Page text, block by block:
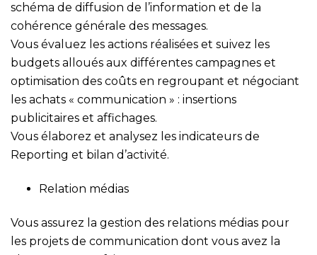
schéma de diffusion de l’information et de la
cohérence générale des messages.
Vous évaluez les actions réalisées et suivez les
budgets alloués aux différentes campagnes et
optimisation des coûts en regroupant et négociant
les achats « communication » : insertions
publicitaires et affichages.
Vous élaborez et analysez les indicateurs de
Reporting et bilan d’activité.
Relation médias
Vous assurez la gestion des relations médias pour
les projets de communication dont vous avez la